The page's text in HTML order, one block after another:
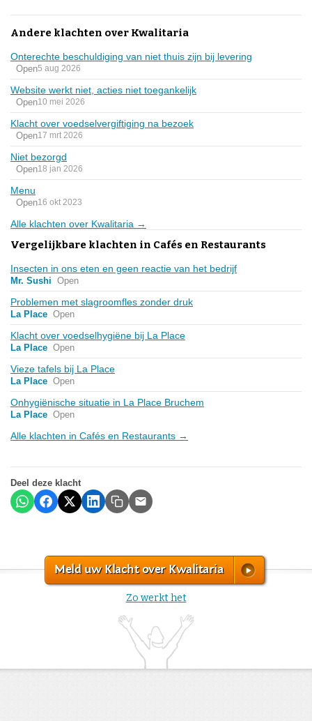
Andere klachten over Kwalitaria
Onterechte beschuldiging van niet thuis zijn bij levering
Open5 aug 2026
Website werkt niet, acties niet toegankelijk
Open10 mei 2026
Klacht over voedselvergiftiging na bezoek
Open17 mrt 2026
Niet bezorgd
Open18 jan 2026
Menu
Open16 okt 2023
Alle klachten over Kwalitaria →
Vergelijkbare klachten in Cafés en Restaurants
Insecten in ons eten en geen reactie van het bedrijf
Mr. Sushi Open
Problemen met slagroomfles zonder druk
La Place Open
Klacht over voedselhygiëne bij La Place
La Place Open
Vieze tafels bij La Place
La Place Open
Onhygiënische situatie in La Place Bruchem
La Place Open
Alle klachten in Cafés en Restaurants →
Deel deze klacht
Meld uw Klacht over Kwalitaria
Zo werkt het